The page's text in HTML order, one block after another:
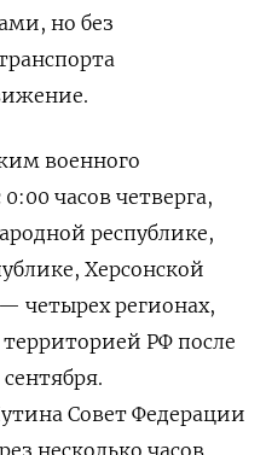
но без
военного
часов четверга,
республике,
Херсонской
четырех регионах,
РФ после
Совет Федерации
несколько часов